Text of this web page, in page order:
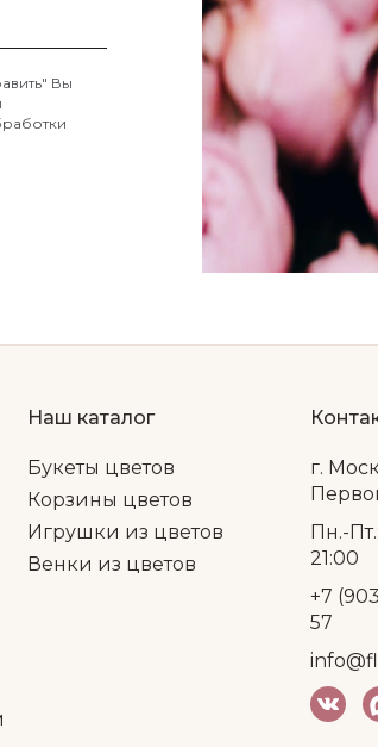
Вы
Наш каталог
Букеты цветов
Корзины цветов
Игрушки из цветов
Венки из цветов
г.
Пн.-
21:00
+7
57